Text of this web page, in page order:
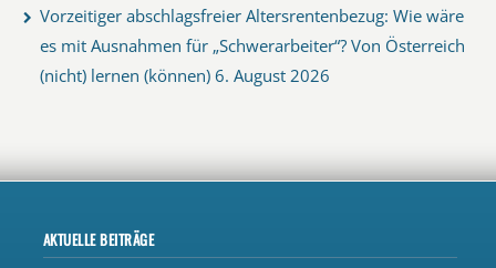
Vorzeitiger abschlagsfreier Altersrentenbezug: Wie wäre
es mit Ausnahmen für „Schwerarbeiter“? Von Österreich
(nicht) lernen (können) 6. August 2026
AKTUELLE BEITRÄGE